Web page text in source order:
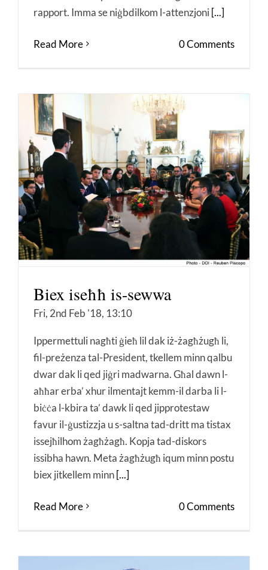
rapport. Imma se niġbdilkom l-attenzjoni[...]
Read More 0 Comments
Biex iseħħ is-sewwa
Fri, 2nd Feb '18, 13:10
Ippermettuli nagħti ġieħ lil dak iż-żagħżugħ li,
fil-preżenza tal-President, tkellem minn qalbu
dwar dak li qed jiġri madwarna. Għal dawn l-
aħħar erba’ xhur ilmentajt kemm-il darba li l-
biċċa l-kbira ta’ dawk li qed jipprotestaw
favur il-ġustizzja u s-saltna tad-dritt ma tistax
issejħilhom żagħżagħ. Kopja tad-diskors
issibha hawn. Meta żagħżugħ iqum minn postu
biex jitkellem minn [...]
Read More 0 Comments